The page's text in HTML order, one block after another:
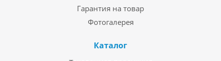
Гарантия на товар
Фотогалерея
Каталог